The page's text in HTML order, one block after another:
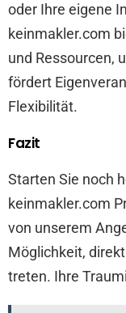
oder Ihre eigene
keinmakler.com
und Ressourcen,
fördert
Flexibilität.
Fazit
Starten Sie noch
keinmakler.com
von unserem
Möglichkeit,
treten. Ihre